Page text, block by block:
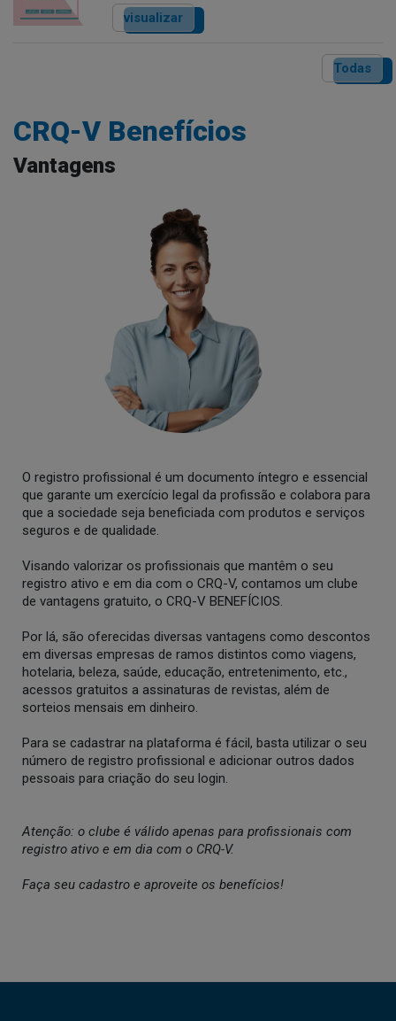
CRQ-V Benefícios
Vantagens
O registro profissional é um documento íntegro e essencial
que garante um exercício legal da profissão e colabora para
que a sociedade seja beneficiada com produtos e serviços
seguros e de qualidade.
Visando valorizar os profissionais que mantêm o seu
registro ativo e em dia com o CRQ-V, contamos um clube
de vantagens gratuito, o CRQ-V BENEFÍCIOS.
Por lá, são oferecidas diversas vantagens como descontos
em diversas empresas de ramos distintos como viagens,
hotelaria, beleza, saúde, educação, entretenimento, etc.,
acessos gratuitos a assinaturas de revistas, além de
sorteios mensais em dinheiro.
Para se cadastrar na plataforma é fácil, basta utilizar o seu
número de registro profissional e adicionar outros dados
pessoais para criação do seu login.
Atenção: o clube é válido apenas para profissionais com
registro ativo e em dia com o CRQ-V.
Faça seu cadastro e aproveite os benefícios!
visualizar
Todas